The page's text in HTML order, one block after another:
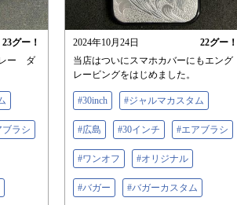
23グー！
ー ダ
ブラシ
2024年10月24日 22グー！
当店はついにスマホカバーにもエング
レービングをはじめました。
#30inch #ジャルマカスタム
#広島 #30インチ #エアブラシ
#ワンオフ #オリジナル
#バガー #バガーカスタム